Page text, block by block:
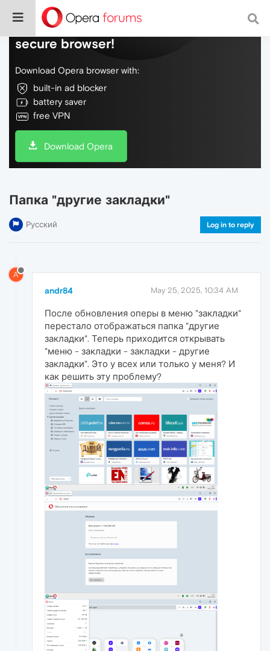
Do more on the web, with a fast and
secure browser!
Download Opera browser with:
built-in ad blocker
battery saver
free VPN
Download Opera
Папка "другие закладки"
Русский Log in to reply
A
andr84 May 25, 2025, 10:34 AM
После обновления оперы в меню "закладки"
перестало отображаться папка "другие
закладки". Теперь приходится открывать
"меню - закладки - закладки - другие
закладки". Это у всех или только у меня? И
как решить эту проблему?